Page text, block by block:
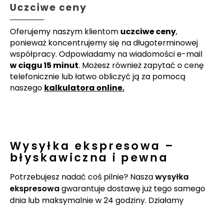
Uczciwe ceny
Oferujemy naszym klientom uczciwe ceny,
ponieważ koncentrujemy się na długoterminowej
współpracy. Odpowiadamy na wiadomości e-mail
w ciągu 15 minut. Możesz również zapytać o cenę
telefonicznie lub łatwo obliczyć ją za pomocą
naszego kalkulatora online.
Wysyłka ekspresowa –
błyskawiczna i pewna
Potrzebujesz nadać coś pilnie? Naszawysyłka
ekspresowagwarantuje dostawę już tego samego
dnia lub maksymalnie w 24 godziny. Działamy